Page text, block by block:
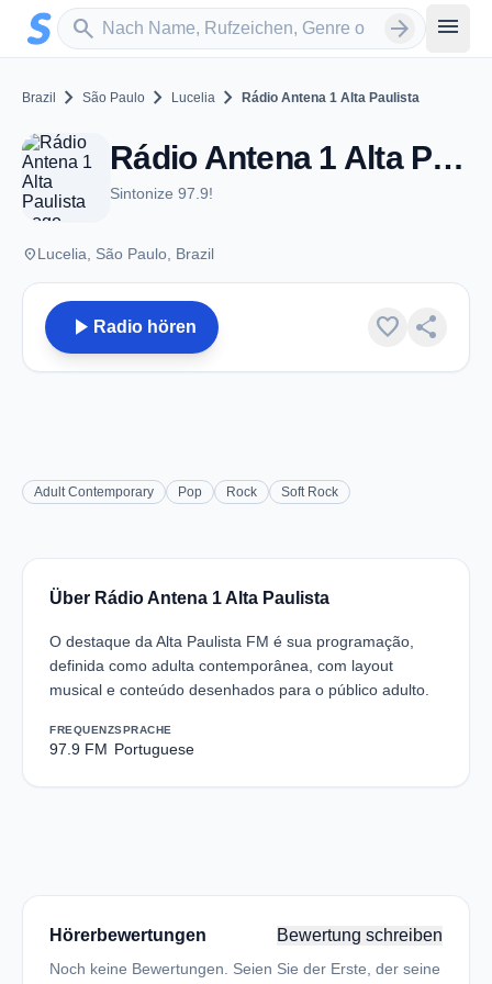
Zum Hauptinhalt springen
search
Sender suchen arrow_forward menu
Brazil chevron_right São Paulo chevron_right Lucelia chevron_right Rádio Antena 1 Alta Paulista
Rádio Antena 1 Alta Paulista - FM 97.9 - Lucelia
Sintonize 97.9!
placeLucelia, São Paulo, Brazil
play_arrow Radio hören favorite share
Adult Contemporary Pop Rock Soft Rock
Über Rádio Antena 1 Alta Paulista
O destaque da Alta Paulista FM é sua programação,
definida como adulta contemporânea, com layout
musical e conteúdo desenhados para o público adulto.
FREQUENZ
97.9 FM
SPRACHE
Portuguese
Hörerbewertungen Bewertung schreiben
Noch keine Bewertungen. Seien Sie der Erste, der seine